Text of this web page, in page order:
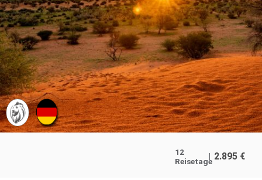
12
Reisetage 2.895 €